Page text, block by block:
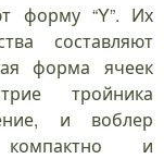
“Y”. Их
составляют
форма ячеек
тройника
и воблер
компактно и